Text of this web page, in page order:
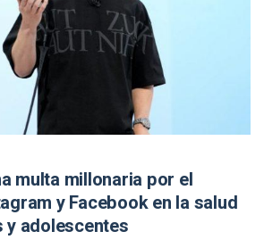
multa millonaria por el
y Facebook en la salud
y adolescentes